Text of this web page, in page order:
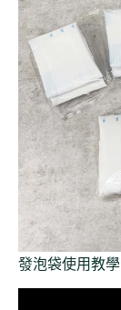
發泡袋使用教學